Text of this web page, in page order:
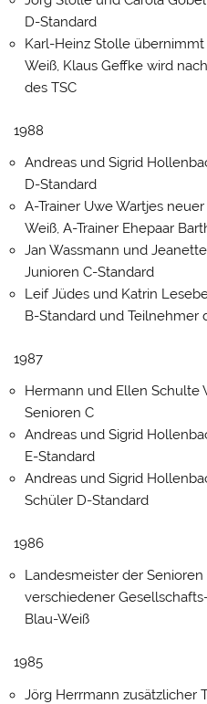
D-Standard
Karl-Heinz Stolle übernimmt
Weiß, Klaus Geffke wird
des TSC
1988
Andreas und Sigrid
D-Standard
A-Trainer Uwe Wartjes
Weiß, A-Trainer Ehepaar
Jan Wassmann und
Junioren C-Standard
Leif Jüdes und Katrin
B-Standard und Teilnehmer
1987
Hermann und Ellen Schulte
Senioren C
Andreas und Sigrid
E-Standard
Andreas und Sigrid
Schüler D-Standard
1986
Landesmeister der
verschiedener
Blau-Weiß
1985
Jörg Herrmann zusätzlicher